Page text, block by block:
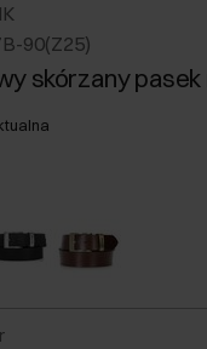
90(Z25)
skórzany pasek